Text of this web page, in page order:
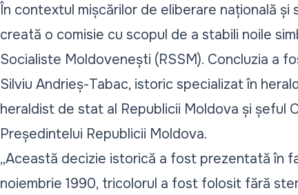
În contextul mișcărilor de eliberare națională
creată o comisie cu scopul de a stabili noile
Socialiste Moldovenești (RSSM). Concluzia a
Silviu Andrieș-Tabac, istoric specializat în
heraldist de stat al Republicii Moldova și șeful
Președintelui Republicii Moldova.
„Această decizie istorică a fost prezentată în
noiembrie 1990, tricolorul a fost folosit fără